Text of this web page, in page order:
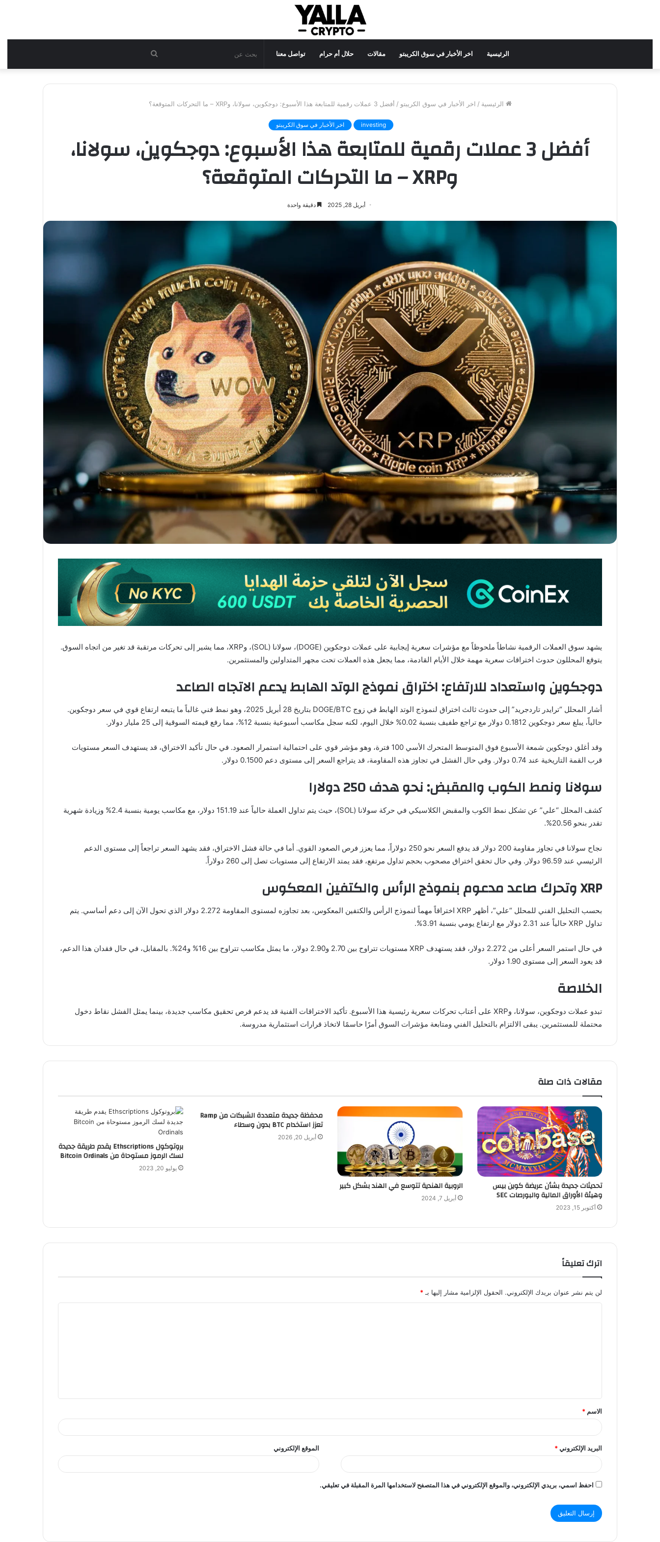
الرئيسية اخر الأخبار في سوق الكريبتو مقالات حلال أم حرام تواصل معنا بحث
عن
الرئيسية / اخر الأخبار في سوق الكريبتو / أفضل 3 عملات رقمية للمتابعة هذا الأسبوع: دوجكوين، سولانا، وXRP – ما التحركات المتوقعة؟
investing اخر الأخبار في سوق الكريبتو
أفضل 3 عملات رقمية للمتابعة هذا الأسبوع: دوجكوين، سولانا،
وXRP – ما التحركات المتوقعة؟
أبريل 28, 2025 دقيقة واحدة
يشهد سوق العملات الرقمية نشاطاً ملحوظاً مع مؤشرات سعرية إيجابية على عملات دوجكوين (DOGE)، سولانا (SOL)، وXRP، مما يشير إلى تحركات مرتقبة قد تغير من اتجاه السوق.
يتوقع المحللون حدوث اختراقات سعرية مهمة خلال الأيام القادمة، مما يجعل هذه العملات تحت مجهر المتداولين والمستثمرين.
دوجكوين واستعداد للارتفاع: اختراق نموذج الوتد الهابط يدعم الاتجاه الصاعد
أشار المحلل “ترايدر تاردجريد” إلى حدوث ثالث اختراق لنموذج الوتد الهابط في زوج DOGE/BTC بتاريخ 28 أبريل 2025، وهو نمط فني غالباً ما يتبعه ارتفاع قوي في سعر دوجكوين.
حالياً، يبلغ سعر دوجكوين 0.1812 دولار مع تراجع طفيف بنسبة 0.02% خلال اليوم، لكنه سجل مكاسب أسبوعية بنسبة 12%، مما رفع قيمته السوقية إلى 25 مليار دولار.
وقد أغلق دوجكوين شمعة الأسبوع فوق المتوسط المتحرك الأسي 100 فترة، وهو مؤشر قوي على احتمالية استمرار الصعود. في حال تأكيد الاختراق، قد يستهدف السعر مستويات
قرب القمة التاريخية عند 0.74 دولار. وفي حال الفشل في تجاوز هذه المقاومة، قد يتراجع السعر إلى مستوى دعم 0.1500 دولار.
سولانا ونمط الكوب والمقبض: نحو هدف 250 دولارا
كشف المحلل “علي” عن تشكل نمط الكوب والمقبض الكلاسيكي في حركة سولانا (SOL)، حيث يتم تداول العملة حالياً عند 151.19 دولار، مع مكاسب يومية بنسبة 2.4% وزيادة شهرية
تقدر بنحو 20.56%.
نجاح سولانا في تجاوز مقاومة 200 دولار قد يدفع السعر نحو 250 دولاراً، مما يعزز فرص الصعود القوي. أما في حالة فشل الاختراق، فقد يشهد السعر تراجعاً إلى مستوى الدعم
الرئيسي عند 96.59 دولار. وفي حال تحقق اختراق مصحوب بحجم تداول مرتفع، فقد يمتد الارتفاع إلى مستويات تصل إلى 260 دولاراً.
XRP وتحرك صاعد مدعوم بنموذج الرأس والكتفين المعكوس
بحسب التحليل الفني للمحلل “علي”، أظهر XRP اختراقاً مهماً لنموذج الرأس والكتفين المعكوس، بعد تجاوزه لمستوى المقاومة 2.272 دولار الذي تحول الآن إلى دعم أساسي. يتم
تداول XRP حالياً عند 2.31 دولار مع ارتفاع يومي بنسبة 3.91%.
في حال استمر السعر أعلى من 2.272 دولار، فقد يستهدف XRP مستويات تتراوح بين 2.70 و2.90 دولار، ما يمثل مكاسب تتراوح بين 16% و24%. بالمقابل، في حال فقدان هذا الدعم،
قد يعود السعر إلى مستوى 1.90 دولار.
الخلاصة
تبدو عملات دوجكوين، سولانا، وXRP على أعتاب تحركات سعرية رئيسية هذا الأسبوع. تأكيد الاختراقات الفنية قد يدعم فرص تحقيق مكاسب جديدة، بينما يمثل الفشل نقاط دخول
محتملة للمستثمرين. يبقى الالتزام بالتحليل الفني ومتابعة مؤشرات السوق أمرًا حاسمًا لاتخاذ قرارات استثمارية مدروسة.
مقالات ذات صلة
تحديثات جديدة بشأن عريضة كوين بيس
وهيئة الأوراق المالية والبورصات SEC
أكتوبر 15, 2023
الروبية الهندية تتوسع في الهند بشكل كبير
أبريل 7, 2024
محفظة جديدة متعددة الشبكات من Ramp
تعزز استخدام BTC بدون وسطاء
أبريل 20, 2026
بروتوكول Ethscriptions يقدم طريقة جديدة
لسك الرموز مستوحاة من Bitcoin Ordinals
يوليو 20, 2023
اترك تعليقاً
لن يتم نشر عنوان بريدك الإلكتروني. الحقول الإلزامية مشار إليها بـ*
ق
*
الاسم *
البريد الإلكتروني* الموقع الإلكتروني
احفظ اسمي، بريدي الإلكتروني، والموقع الإلكتروني في هذا المتصفح لاستخدامها المرة المقبلة في تعليقي.